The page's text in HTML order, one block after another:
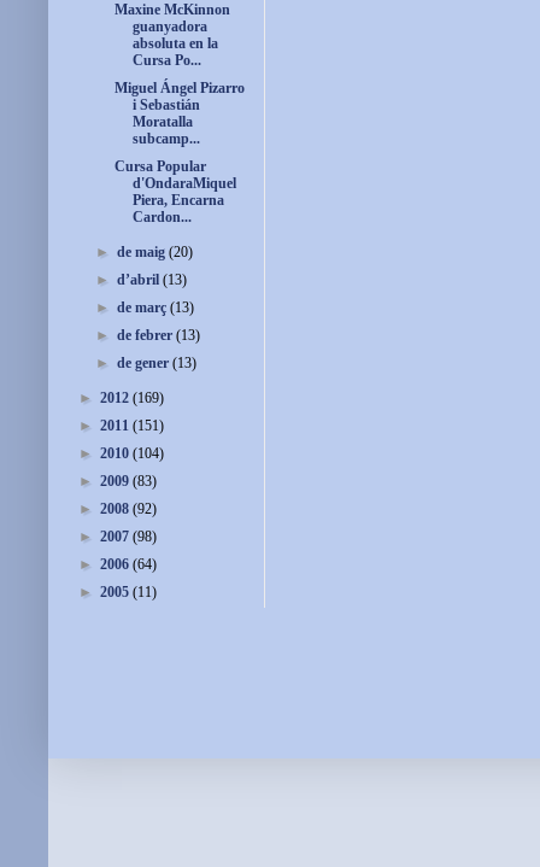
Maxine McKinnon
guanyadora
absoluta en la
Cursa Po...
Miguel Ángel Pizarro
i Sebastián
Moratalla
subcamp...
Cursa Popular
d'OndaraMiquel
Piera, Encarna
Cardon...
►de maig(20)
►d’abril(13)
►de març(13)
►de febrer(13)
►de gener(13)
► 2012 (169)
► 2011 (151)
► 2010 (104)
► 2009 (83)
► 2008 (92)
► 2007 (98)
► 2006 (64)
► 2005 (11)